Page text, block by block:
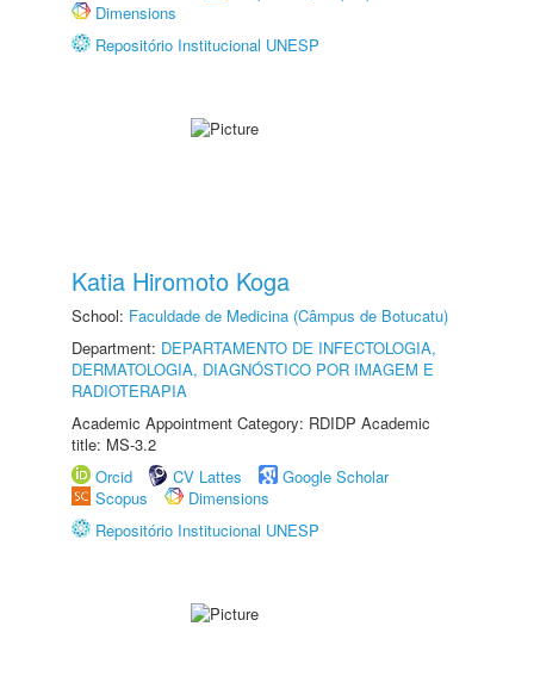
Dimensions
Repositório Institucional UNESP
Katia Hiromoto Koga
School: Faculdade de Medicina (Câmpus de Botucatu)
Department: DEPARTAMENTO DE INFECTOLOGIA,
DERMATOLOGIA, DIAGNÓSTICO POR IMAGEM E
RADIOTERAPIA
Academic Appointment Category: RDIDP Academic
title: MS-3.2
Orcid
CV Lattes
Google Scholar
Scopus
Dimensions
Repositório Institucional UNESP